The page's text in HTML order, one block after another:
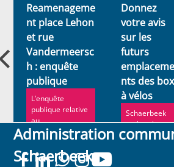
Reamenageme
nt place Lehon
et rue
Vandermeersc
h : enquête
publique
L’enquête
publique relative
au
réaménagement
de la place Lehon
et de l...
Donnez
votre avis
sur les
futurs
emplaceme
nts des box
à vélos
Schaerbeek
recherche
des
Administration
Schaerbeek